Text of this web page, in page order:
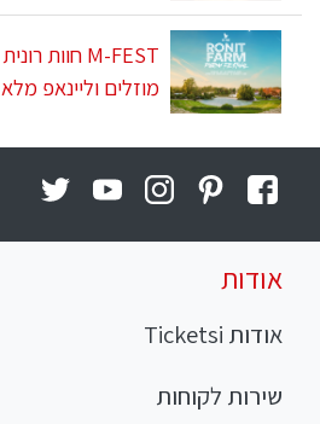
מוזלים וליינאפ מלא
אודות
אודות Ticketsi
שירות לקוחות